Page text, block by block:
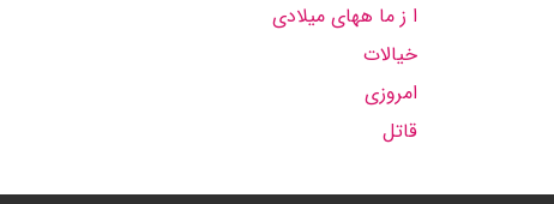
ا ز ما ههای میلادی
خیالات
امروزی
قاتل